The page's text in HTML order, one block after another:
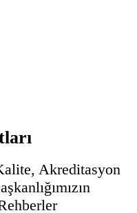
Akreditasyon